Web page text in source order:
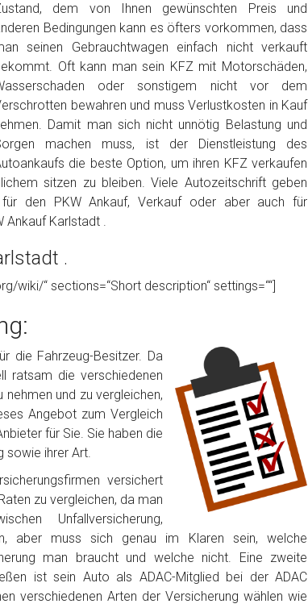
dem von Ihnen gewünschten Preis und
Bedingungen kann es öfters vorkommen, dass
seinen Gebrauchtwagen einfach nicht verkauft
Oft kann man sein KFZ mit Motorschäden,
oder sonstigem nicht vor dem
bewahren und muss Verlustkosten in Kauf
Damit man sich nicht unnötig Belastung und
machen muss, ist der Dienstleistung des
die beste Option, um ihren KFZ verkaufen
sitzen zu bleiben. Viele Autozeitschrift geben
für den PKW Ankauf, Verkauf oder aber auch für
Ankauf Karlstadt .
.
wiki/“ sections=“Short description“ settings=““]
die Fahrzeug-Besitzer. Da
ratsam die verschiedenen
und zu vergleichen,
Angebot zum Vergleich
für Sie. Sie haben die
sowie ihrer Art.
versichert
zu vergleichen, da man
Unfallversicherung,
aber muss sich genau im Klaren sein, welche
man braucht und welche nicht. Eine zweite
ist sein Auto als ADAC-Mitglied bei der ADAC
verschiedenen Arten der Versicherung wählen wie